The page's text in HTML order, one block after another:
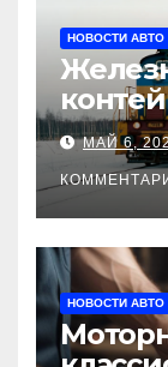
НОВОСТИ АВТО
изМАЙ 6,
НОВОСТИ АВТО